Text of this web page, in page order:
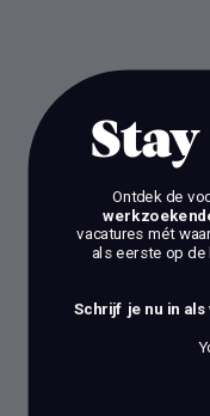
Ontdek de
vacatures mét
als eerste op de
Schrijf je nu in